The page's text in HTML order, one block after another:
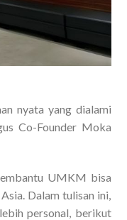
nyata yang dialami
Co-Founder Moka
UMKM bisa
Dalam tulisan ini,
personal, berikut